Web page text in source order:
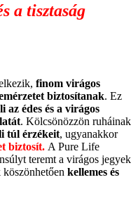
a tisztaság
finom virágos
biztosítanak. Ez
az édes és a virágos
. Kölcsönözzön ruháinak
túl érzékeit, ugyanakkor
biztosít. A Pure Life
teremt a virágos jegyek
kellemes és